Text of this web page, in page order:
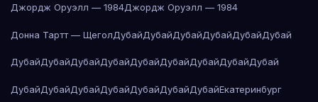
Джордж Оруэлл — 1984Джордж Оруэлл — 1984
Донна Тартт — ЩеголДубайДубайДубайДубайДубайДубай
ДубайДубайДубайДубайДубайДубайДубайДубайДубай
ДубайДубайДубайДубайДубайДубайДубайЕкатеринбург